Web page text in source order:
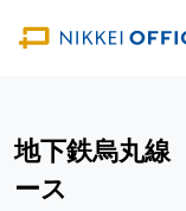
地下鉄烏丸
ース